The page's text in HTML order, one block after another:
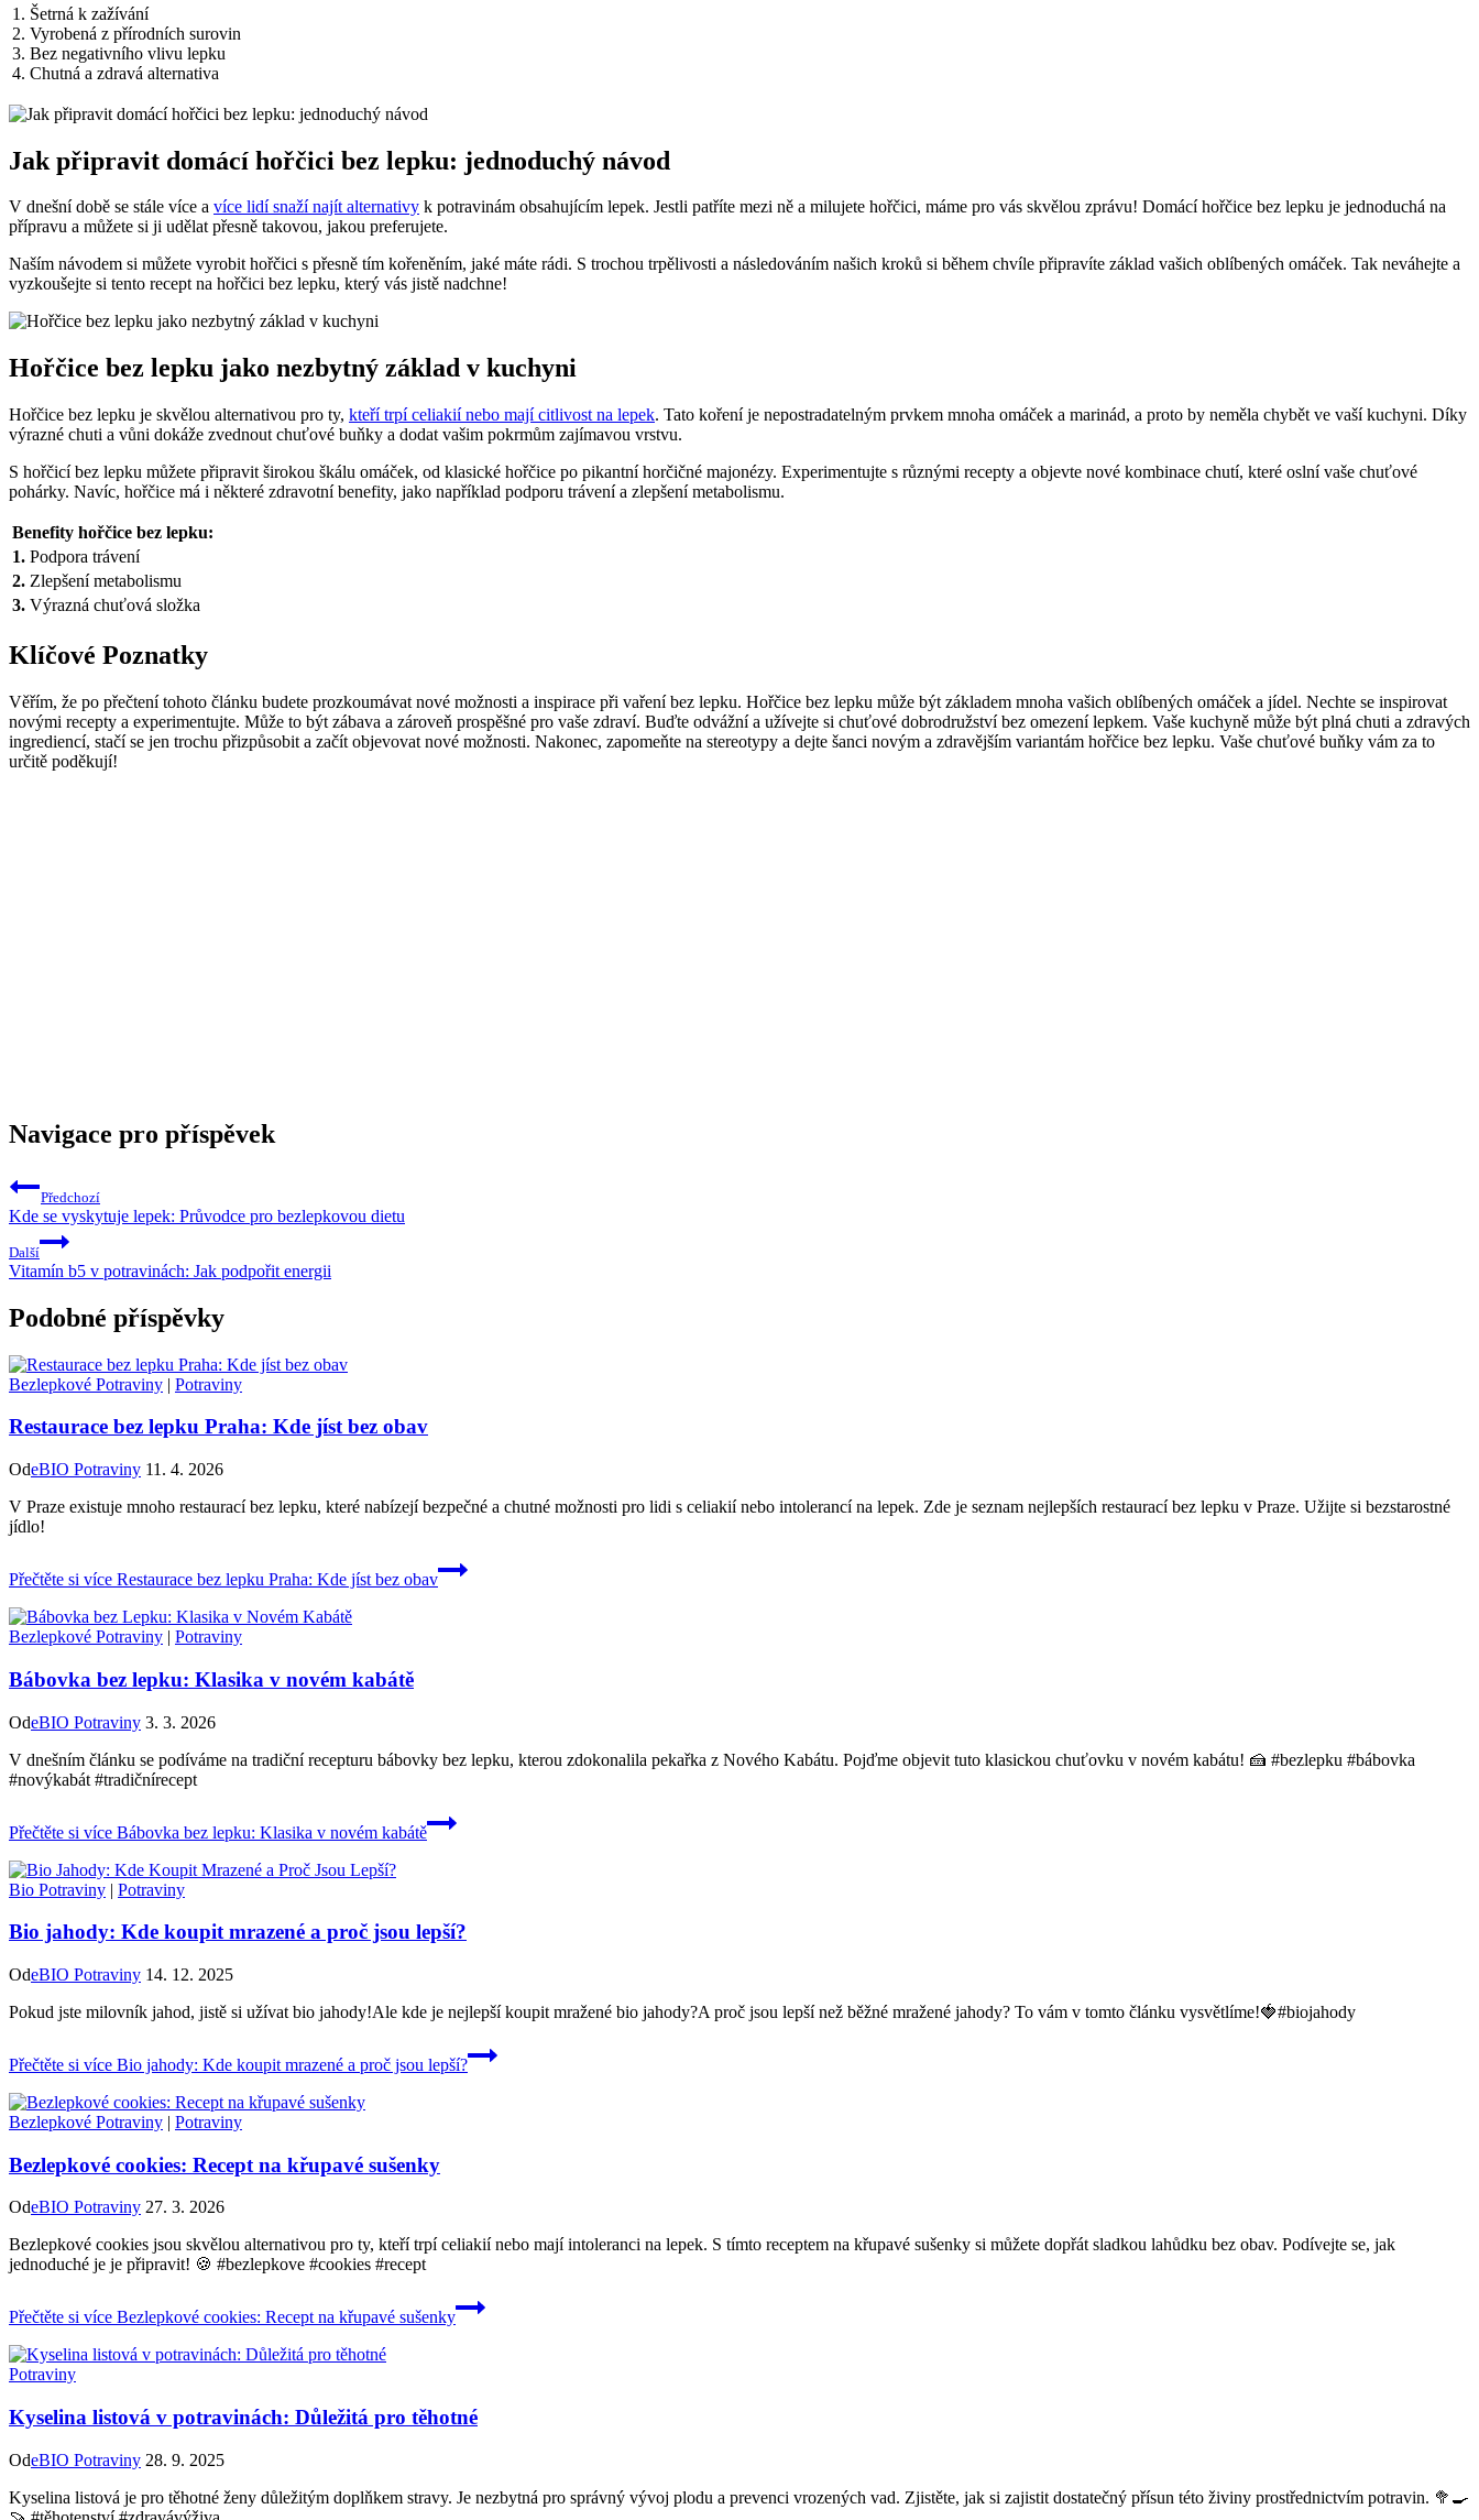
1. Šetrná k zažívání
2. Vyrobená z přírodních surovin
3. Bez negativního vlivu lepku
4. Chutná a zdravá alternativa
Jak připravit domácí hořčici bez lepku: jednoduchý návod
V dnešní době se stále více a více lidí snaží najít alternativy k potravinám obsahujícím lepek. Jestli patříte mezi ně a milujete hořčici, máme pro vás skvělou zprávu! Domácí hořčice bez lepku je jednoduchá na
přípravu a můžete si ji udělat přesně takovou, jakou preferujete.
Naším návodem si můžete vyrobit hořčici s přesně tím kořeněním, jaké máte rádi. S trochou trpělivosti a následováním našich kroků si během chvíle připravíte základ vašich oblíbených omáček. Tak neváhejte a
vyzkoušejte si tento recept na hořčici bez lepku, který vás jistě nadchne!
Hořčice bez lepku jako nezbytný základ v kuchyni
Hořčice bez lepku je skvělou alternativou pro ty, kteří trpí celiakií nebo mají citlivost na lepek. Tato koření je nepostradatelným prvkem mnoha omáček a marinád, a proto by neměla chybět ve vaší kuchyni. Díky
výrazné chuti a vůni dokáže zvednout chuťové buňky a dodat vašim pokrmům zajímavou vrstvu.
S hořčicí bez lepku můžete připravit širokou škálu omáček, od klasické hořčice po pikantní horčičné majonézy. Experimentujte s různými recepty a objevte nové kombinace chutí, které oslní vaše chuťové
pohárky. Navíc, hořčice má i některé zdravotní benefity, jako například podporu trávení a zlepšení metabolismu.
Benefity hořčice bez lepku:
1. Podpora trávení
2. Zlepšení metabolismu
3. Výrazná chuťová složka
Klíčové Poznatky
Věřím, že po přečtení tohoto článku budete prozkoumávat nové možnosti a inspirace při vaření bez lepku. Hořčice bez lepku může být základem mnoha vašich oblíbených omáček a jídel. Nechte se inspirovat
novými recepty a experimentujte. Může to být zábava a zároveň prospěšné pro vaše zdraví. Buďte odvážní a užívejte si chuťové dobrodružství bez omezení lepkem. Vaše kuchyně může být plná chuti a zdravých
ingrediencí, stačí se jen trochu přizpůsobit a začít objevovat nové možnosti. Nakonec, zapomeňte na stereotypy a dejte šanci novým a zdravějším variantám hořčice bez lepku. Vaše chuťové buňky vám za to
určitě poděkují!
Navigace pro příspěvek
Předchozí
Kde se vyskytuje lepek: Průvodce pro bezlepkovou dietu
Další
Vitamín b5 v potravinách: Jak podpořit energii
Podobné příspěvky
Bezlepkové Potraviny | Potraviny
Restaurace bez lepku Praha: Kde jíst bez obav
OdeBIO Potraviny 11. 4. 2026
V Praze existuje mnoho restaurací bez lepku, které nabízejí bezpečné a chutné možnosti pro lidi s celiakií nebo intolerancí na lepek. Zde je seznam nejlepších restaurací bez lepku v Praze. Užijte si bezstarostné
jídlo!
Přečtěte si více Restaurace bez lepku Praha: Kde jíst bez obav
Bezlepkové Potraviny | Potraviny
Bábovka bez lepku: Klasika v novém kabátě
OdeBIO Potraviny 3. 3. 2026
V dnešním článku se podíváme na tradiční recepturu bábovky bez lepku, kterou zdokonalila pekařka z Nového Kabátu. Pojďme objevit tuto klasickou chuťovku v novém kabátu! 🍰 #bezlepku #bábovka
#novýkabát #tradičnírecept
Přečtěte si více Bábovka bez lepku: Klasika v novém kabátě
Bio Potraviny | Potraviny
Bio jahody: Kde koupit mrazené a proč jsou lepší?
OdeBIO Potraviny 14. 12. 2025
Pokud jste milovník jahod, jistě si užívat bio jahody!Ale kde je nejlepší koupit mražené bio jahody?A proč jsou lepší než běžné mražené jahody? To vám v tomto článku vysvětlíme!🍓#biojahody
Přečtěte si více Bio jahody: Kde koupit mrazené a proč jsou lepší?
Bezlepkové Potraviny | Potraviny
Bezlepkové cookies: Recept na křupavé sušenky
OdeBIO Potraviny 27. 3. 2026
Bezlepkové cookies jsou skvělou alternativou pro ty, kteří trpí celiakií nebo mají intoleranci na lepek. S tímto receptem na křupavé sušenky si můžete dopřát sladkou lahůdku bez obav. Podívejte se, jak
jednoduché je je připravit! 🍪 #bezlepkove #cookies #recept
Přečtěte si více Bezlepkové cookies: Recept na křupavé sušenky
Potraviny
Kyselina listová v potravinách: Důležitá pro těhotné
OdeBIO Potraviny 28. 9. 2025
Kyselina listová je pro těhotné ženy důležitým doplňkem stravy. Je nezbytná pro správný vývoj plodu a prevenci vrozených vad. Zjistěte, jak si zajistit dostatečný přísun této živiny prostřednictvím potravin. 🥦🍳